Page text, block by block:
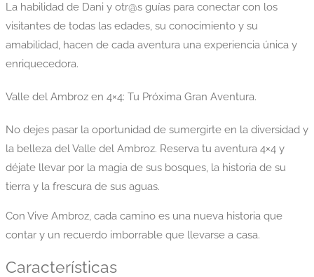
La habilidad de Dani y otr@s guías para conectar con los
visitantes de todas las edades, su conocimiento y su
amabilidad, hacen de cada aventura una experiencia única y
enriquecedora.
Valle del Ambroz en 4×4: Tu Próxima Gran Aventura.
No dejes pasar la oportunidad de sumergirte en la diversidad y
la belleza del Valle del Ambroz. Reserva tu aventura 4×4 y
déjate llevar por la magia de sus bosques, la historia de su
tierra y la frescura de sus aguas.
Con Vive Ambroz, cada camino es una nueva historia que
contar y un recuerdo imborrable que llevarse a casa.
Características